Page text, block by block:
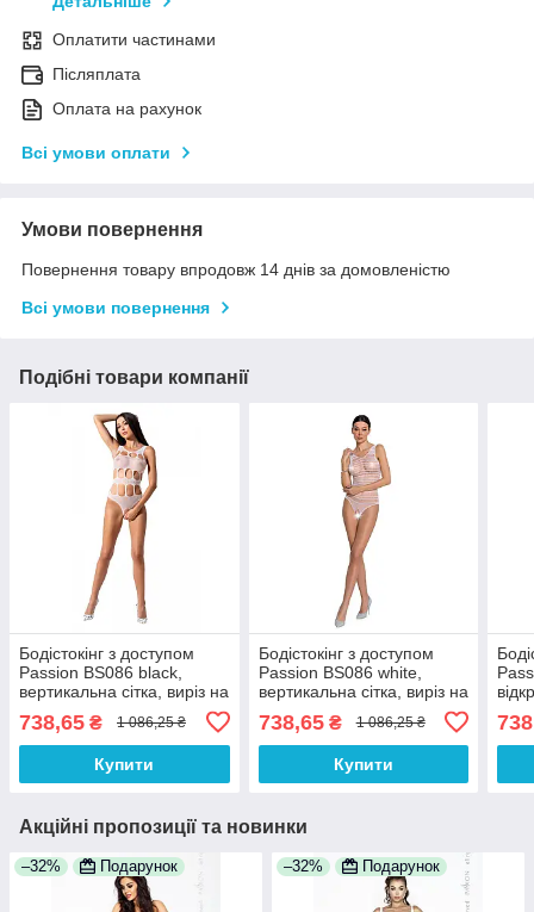
Оплатити частинами
Післяплата
Оплата на рахунок
Всі умови оплати
Умови повернення
Повернення товару впродовж 14 днів за домовленістю
Всі умови повернення
Подібні товари компанії
Бодістокінг з доступом
Passion BS086 black,
вертикальна сітка, виріз на
спинці 100% Анонімності
738,65 ₴ 1 086,25 ₴
Купити
Бодістокінг з доступом
Passion BS086 white,
вертикальна сітка, виріз на
спинці 100% Анонімності
738,65₴ 1 086,25 ₴
Купити
Акційні пропозиції та новинки
–32% Подарунок –32% Подарунок